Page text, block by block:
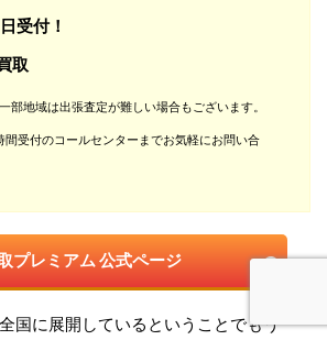
受付！
取
部地域は出張査定が難しい場合もございます。
間受付のコールセンターまでお気軽にお問い合
プレミアム 公式ページ
国に展開しているということでもう一